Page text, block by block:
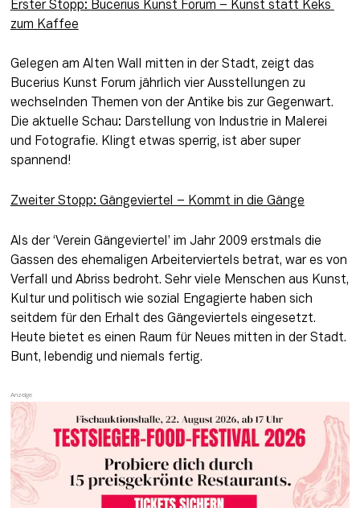
Erster Stopp: Bucerius Kunst Forum – Kunst statt Keks
zum Kaffee
Gelegen am Alten Wall mitten in der Stadt, zeigt das
Bucerius Kunst Forum jährlich vier Ausstellungen zu
wechselnden Themen von der Antike bis zur Gegenwart.
Die aktuelle Schau: Darstellung von Industrie in Malerei
und Fotografie. Klingt etwas sperrig, ist aber super
spannend!
Zweiter Stopp: Gängeviertel – Kommt in die Gänge
Als der ‘Verein Gängeviertel’ im Jahr 2009 erstmals die
Gassen des ehemaligen Arbeiterviertels betrat, war es von
Verfall und Abriss bedroht. Sehr viele Menschen aus Kunst,
Kultur und politisch wie sozial Engagierte haben sich
seitdem für den Erhalt des Gängeviertels eingesetzt.
Heute bietet es einen Raum für Neues mitten in der Stadt.
Bunt, lebendig und niemals fertig.